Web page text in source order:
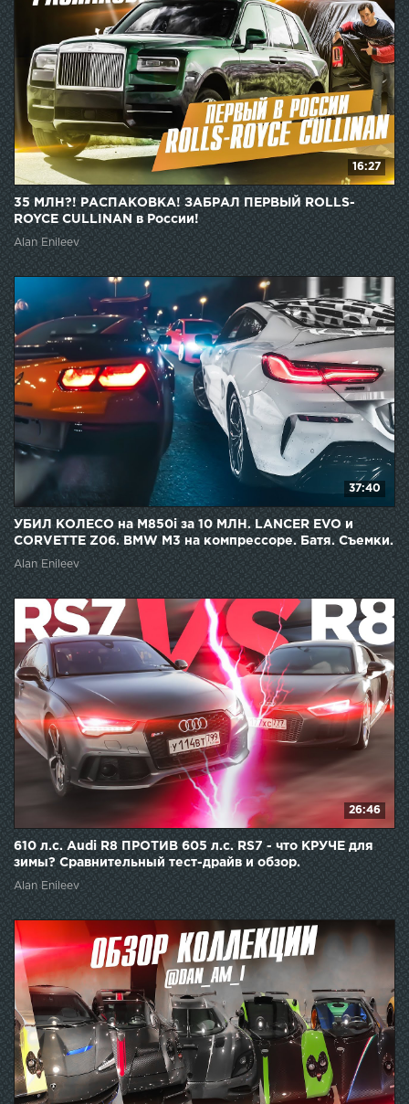
16:27
35 МЛН?! РАСПАКОВКА! ЗАБРАЛ ПЕРВЫЙ ROLLS-
ROYCE CULLINAN в России!
Alan Enileev
37:40
УБИЛ КОЛЕСО на M850i за 10 МЛН. LANCER EVO и
CORVETTE Z06. BMW M3 на компрессоре. Батя. Съемки.
BMW.
Alan Enileev
26:46
610 л.с. Audi R8 ПРОТИВ 605 л.с. RS7 - что КРУЧЕ для
зимы? Сравнительный тест-драйв и обзор.
Alan Enileev